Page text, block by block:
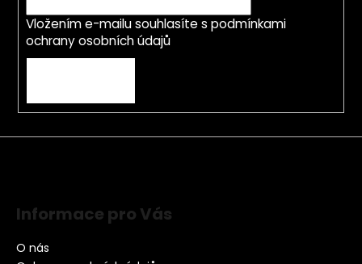
Vložením e-mailu souhlasíte s podmínkami
ochrany osobních údajů
Informace pro Vás
O nás